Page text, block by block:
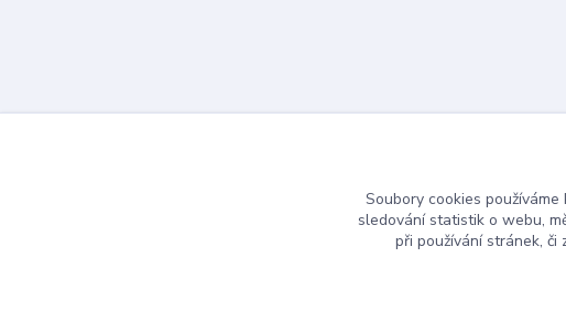
Soubory cookies
sledování statistik o webu,
při používání stránek, či